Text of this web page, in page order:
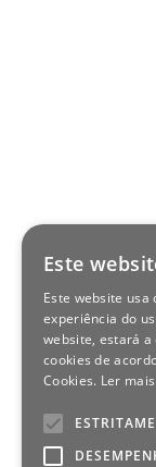
Este
Este website
experiência do
website, estará
cookies de
Cookies. Ler mais